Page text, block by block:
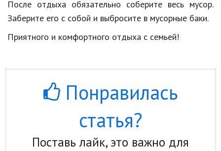
После отдыха обязательно соберите весь мусор.
Заберите его с собой и выбросите в мусорные баки.
Приятного и комфортного отдыха с семьей!
Понравилась
статья?
Поставь лайк, это важно для